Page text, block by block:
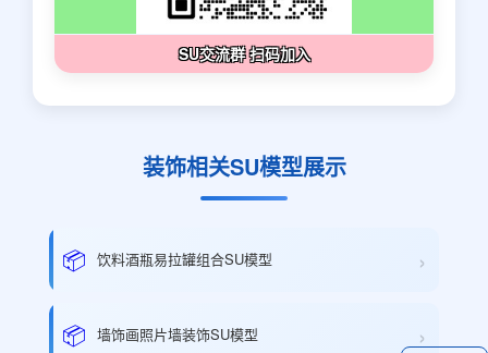
SU交流群 扫码加入
装饰相关SU模型展示
📦 饮料酒瓶易拉罐组合SU模型 ›
📦 墙饰画照片墙装饰SU模型 ›